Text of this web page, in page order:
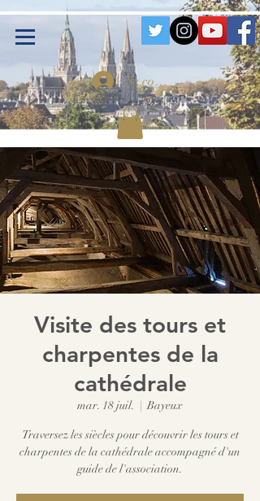
Se connecter
Visite des tours et
charpentes de la
cathédrale
mar. 18 juil.
  |
Bayeux
Traversez les siècles pour découvrir les tours et
charpentes de la cathédrale accompagné d'un
guide de l'association.